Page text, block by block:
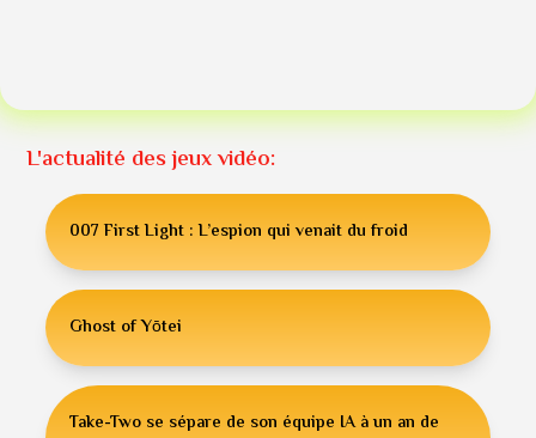
L'actualité des jeux vidéo:
007 First Light : L’espion qui venait du froid
Ghost of Yōtei
Take-Two se sépare de son équipe IA à un an de